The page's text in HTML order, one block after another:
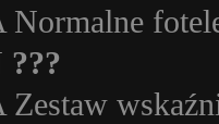
Normalne
???
Zestaw